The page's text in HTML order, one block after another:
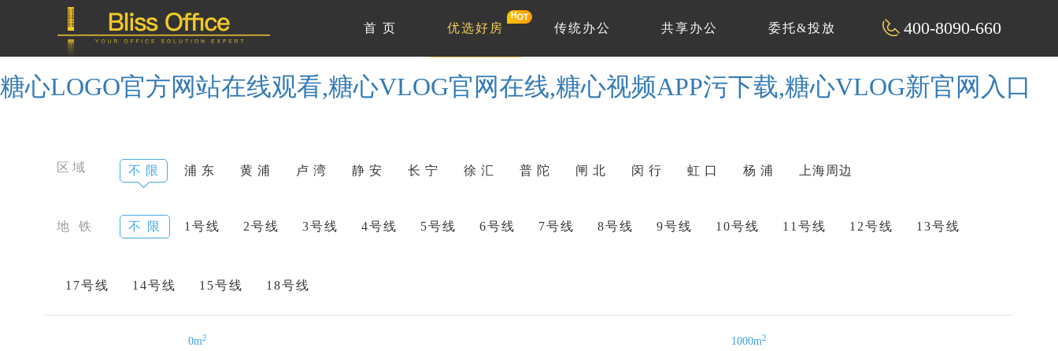
糖心LOGO官方网站在线观看,糖心VLOG官网在线,糖心视频APP污下载,糖心VLOG新官网入口
400-8090-660
首 页 优选好房 传统办公 共享办公 委托&投放
区域 不 限 浦 东 黄 浦 卢 湾 静 安 长 宁 徐 汇 普 陀 闸 北 闵 行 虹 口 杨 浦 上海周边
地 铁 不 限 1号线 2号线 3号线 4号线 5号线 6号线 7号线 8号线 9号线 10号线 11号线 12号线 13号线
17号线 14号线 15号线 18号线
0m2 1000m2